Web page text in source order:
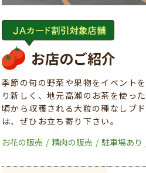
お店のご紹介
季節の旬の野菜や果物をイベント
り新しく、地元高瀬のお茶を使っ
頃から収穫される大粒の種なしブ
は、ぜひお立ち寄り下さい。
お花の販売
精肉の販売 駐車場あり